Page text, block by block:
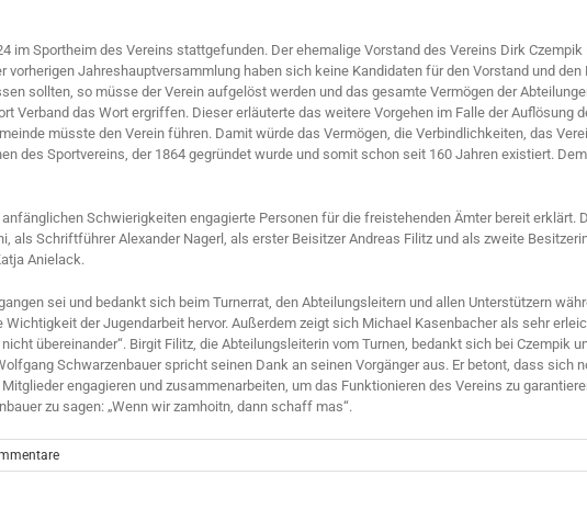
im Sportheim des Vereins stattgefunden. Der ehemalige Vorstand des Vereins Dirk
Jahreshauptversammlung haben sich keine Kandidaten für den Vorstand und
sollten, so müsse der Verein aufgelöst werden und das gesamte Vermögen der
Verband das Wort ergriffen. Dieser erläuterte das weitere Vorgehen im Falle der Auflösung
müsste den Verein führen. Damit würde das Vermögen, die Verbindlichkeiten, das
des Sportvereins, der 1864 gegründet wurde und somit schon seit 160 Jahren existiert.
Schwierigkeiten engagierte Personen für die freistehenden Ämter bereit erklärt.
als Schriftführer Alexander Nagerl, als erster Beisitzer Andreas Filitz und als zweite
Anielack.
sei und bedankt sich beim Turnerrat, den Abteilungsleitern und allen Unterstützern
der Jugendarbeit hervor. Außerdem zeigt sich Michael Kasenbacher als sehr
übereinander“. Birgit Filitz, die Abteilungsleiterin vom Turnen, bedankt sich bei Czempik
Schwarzenbauer spricht seinen Dank an seinen Vorgänger aus. Er betont, dass sich
engagieren und zusammenarbeiten, um das Funktionieren des Vereins zu
zu sagen: „Wenn wir zamhoitn, dann schaff mas“.